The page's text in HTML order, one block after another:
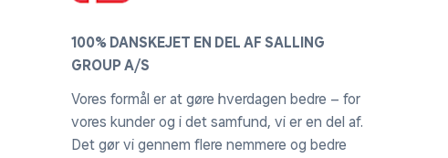
100% DANSKEJET EN DEL AF SALLING
GROUP A/S
Vores formål er at gøre hverdagen bedre – for
vores kunder og i det samfund, vi er en del af.
Det gør vi gennem flere nemmere og bedre